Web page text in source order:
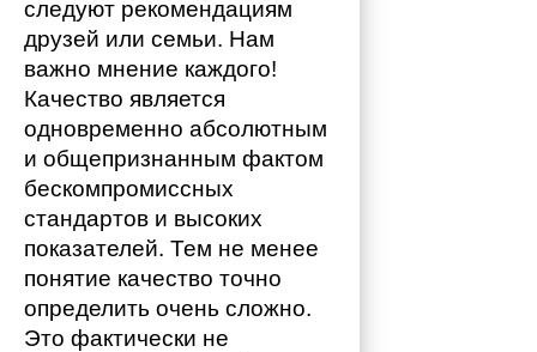
следуют рекомендациям
друзей или семьи. Нам
важно мнение каждого!
Качество является
одновременно абсолютным
и общепризнанным фактом
бескомпромиссных
стандартов и высоких
показателей. Тем не менее
понятие качество точно
определить очень сложно.
Это фактически не